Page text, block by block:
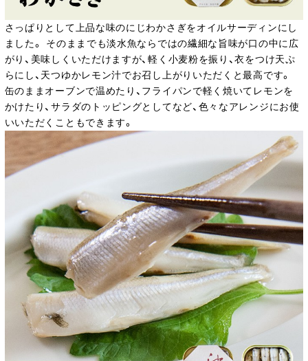
さっぱりとして上品な味のにじわかさぎをオイルサーディンにし
ました。 そのままでも淡水魚ならではの繊細な旨味が口の中に広
がり、美味しくいただけますが、軽く小麦粉を振り、衣をつけ天ぷ
らにし、天つゆかレモン汁でお召し上がりいただくと最高です。
缶のままオーブンで温めたり、フライパンで軽く焼いてレモンを
かけたり、サラダのトッピングとしてなど、色々なアレンジにお使
いいただくこともできます。